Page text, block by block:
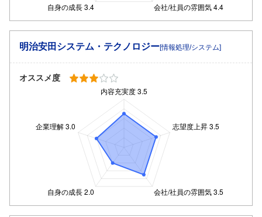
明治安田システム・テクノロジー[情報処理/システム]
オススメ度